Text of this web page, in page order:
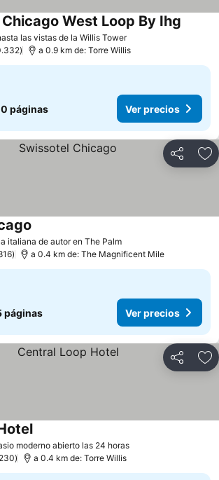
las vistas de la Willis Tower
West Loop By Ihg
a 0.9 km de: Torre Willis
páginas Ver precios
Compartir
italiana de autor en The Palm
a 0.4 km de: The Magnificent Mile
páginas Ver precios
Compartir
moderno abierto las 24 horas
a 0.4 km de: Torre Willis